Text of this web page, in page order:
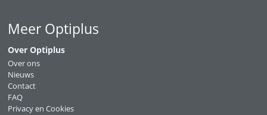
Meer Optiplus
Over Optiplus
Over ons
Nieuws
Contact
FAQ
Privacy en Cookies